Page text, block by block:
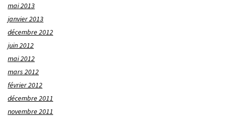
mai 2013
janvier 2013
décembre 2012
juin 2012
mai 2012
mars 2012
février 2012
décembre 2011
novembre 2011